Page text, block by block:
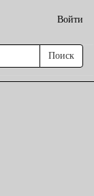
Войти
Поиск